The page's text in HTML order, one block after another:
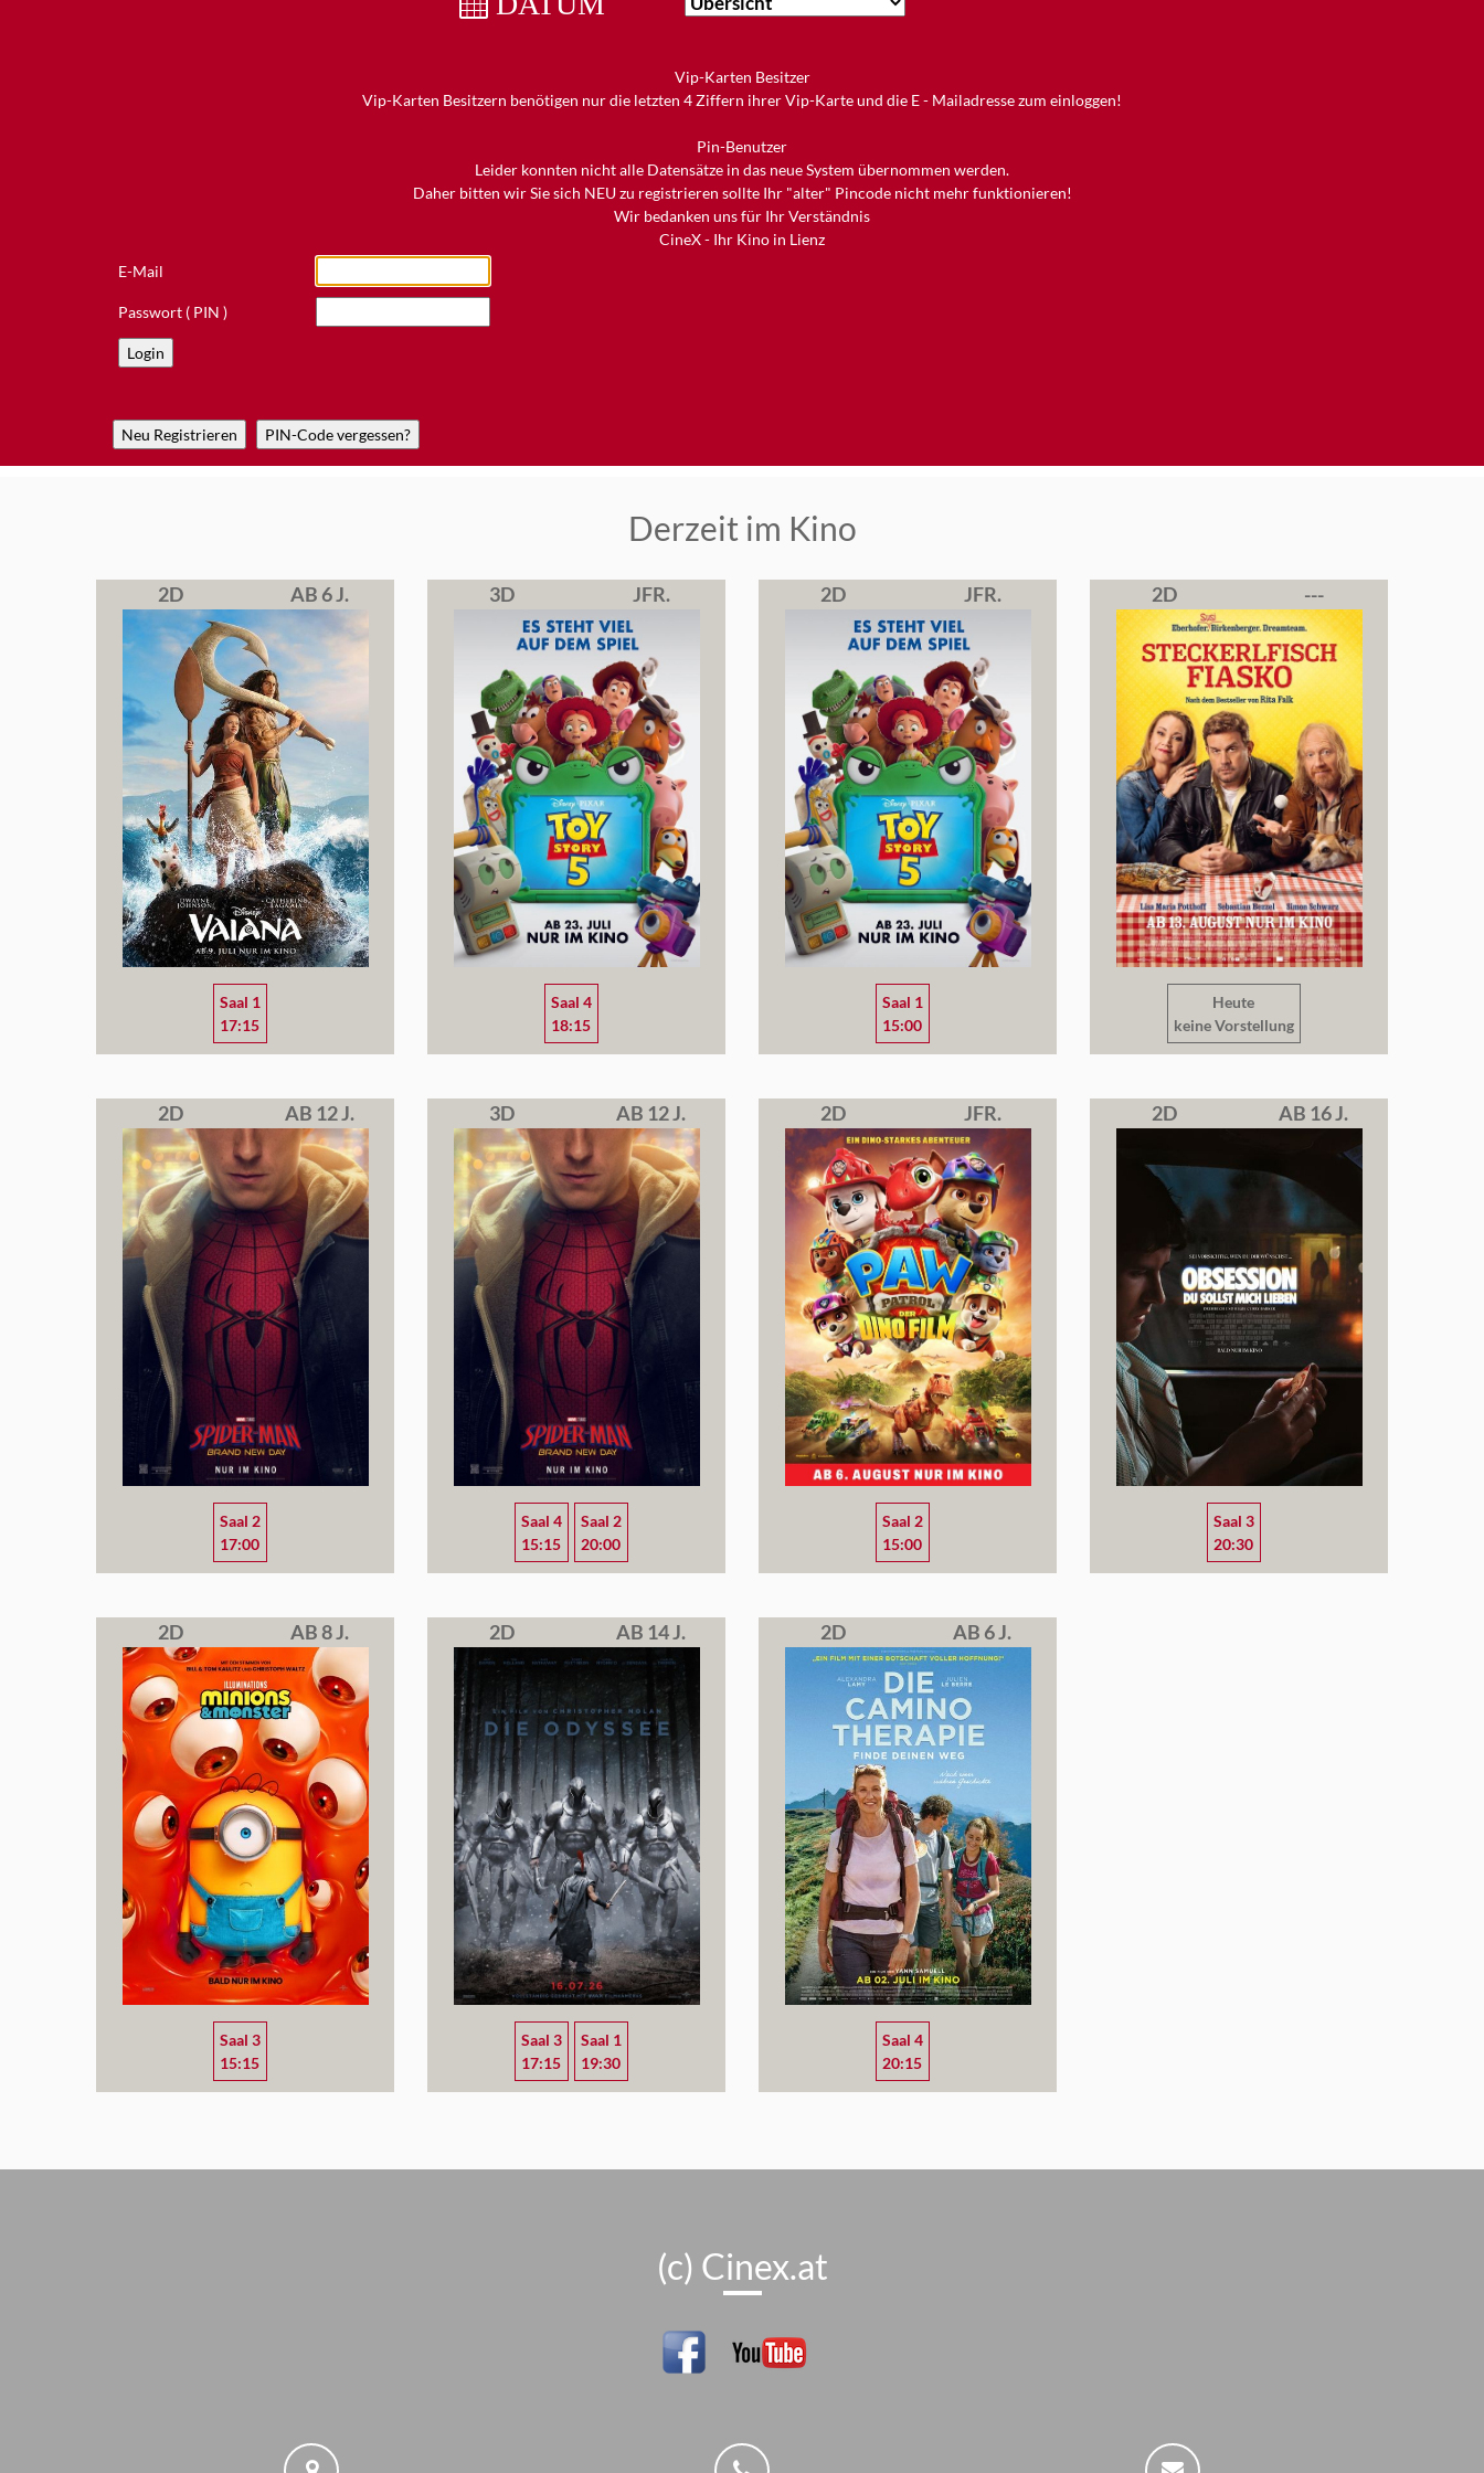
Vip-Karten Besitzer
Vip-Karten Besitzern benötigen nur die letzten 4 Ziffern ihrer Vip-Karte und die E - Mailadresse zum einloggen!
Pin-Benutzer
Leider konnten nicht alle Datensätze in das neue System übernommen werden.
Daher bitten wir Sie sich NEU zu registrieren sollte Ihr "alter" Pincode nicht mehr funktionieren!
Wir bedanken uns für Ihr Verständnis
CineX - Ihr Kino in Lienz
E-Mail
Passwort ( PIN )
Derzeit im Kino
2D AB 6 J.
Saal 1
17:15
3D JFR.
Saal 4
18:15
2D JFR.
Saal 1
15:00
2D ---
Heute
keine Vorstellung
2D AB 12 J.
Saal 2
17:00
3D AB 12 J.
Saal 4
15:15
Saal 2
20:00
2D JFR.
Saal 2
15:00
2D AB 16 J.
Saal 3
20:30
2D AB 8 J.
Saal 3
15:15
2D AB 14 J.
Saal 3
17:15
Saal 1
19:30
2D AB 6 J.
Saal 4
20:15
(c) Cinex.at